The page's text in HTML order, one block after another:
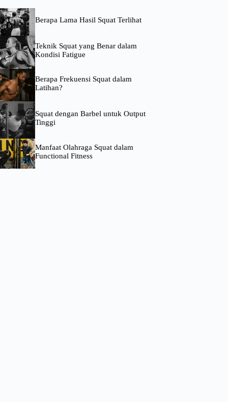
Berapa Lama Hasil Squat Terlihat
Teknik Squat yang Benar dalam
Kondisi Fatigue
Berapa Frekuensi Squat dalam
Latihan?
Squat dengan Barbel untuk Output
Tinggi
Manfaat Olahraga Squat dalam
Functional Fitness